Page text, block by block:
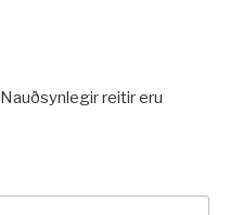
Nauðsynlegir reitir eru